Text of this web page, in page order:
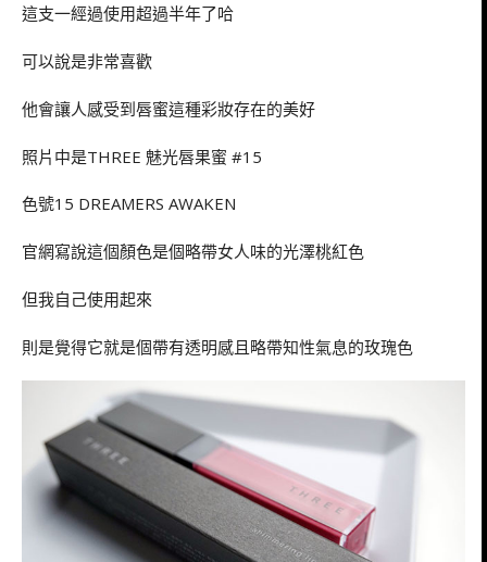
這支一經過使用超過半年了哈
可以說是非常喜歡
他會讓人感受到唇蜜這種彩妝存在的美好
照片中是THREE 魅光唇果蜜 #15
色號15 DREAMERS AWAKEN
官網寫說這個顏色是個略帶女人味的光澤桃紅色
但我自己使用起來
則是覺得它就是個帶有透明感且略帶知性氣息的玫瑰色